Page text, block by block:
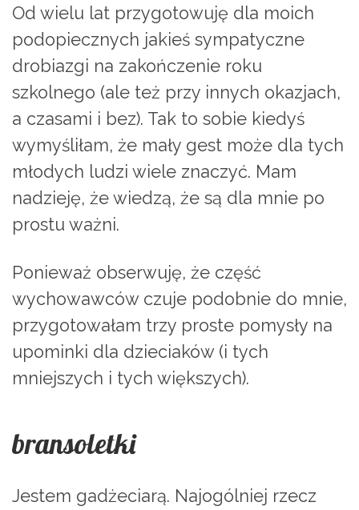
Od wielu lat przygotowuję dla moich
podopiecznych jakieś sympatyczne
drobiazgi na zakończenie roku
szkolnego (ale też przy innych okazjach,
a czasami i bez). Tak to sobie kiedyś
wymyśliłam, że mały gest może dla tych
młodych ludzi wiele znaczyć. Mam
nadzieję, że wiedzą, że są dla mnie po
prostu ważni.
Ponieważ obserwuję, że część
wychowawców czuje podobnie do mnie,
przygotowałam trzy proste pomysły na
upominki dla dzieciaków (i tych
mniejszych i tych większych).
bransoletki
Jestem gadżeciarą. Najogólniej rzecz